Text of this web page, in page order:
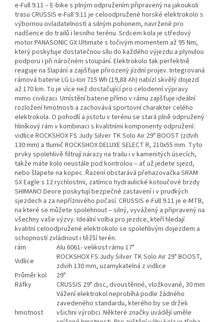
e-Full 9.11 – E-bike s plným odpružením připravený na jakoukoli
trasu CRUSSIS e-Full 9.11 je celoodpružené horské elektrokolo s
výbornou ovladatelností a silným pohonem, navržené pro
nadšence do trailů i lesního terénu. Srdcem kola je středový
motor PANASONIC GX Ultimate s točivým momentem až 95 Nm,
který poskytuje dostatečnou sílu do každého výjezdu a plynulou
podporu i při náročném stoupání. Elektrokolo tak perfektně
reaguje na šlapání a zajišťuje přirozený jízdní projev. Integrovaná
rámová baterie LG Li-Ion 715 Wh (19,88 Ah) nabízí skvělý dojezd
až 170 km. To je více než dostačující pro celodenní výpravy
mimo civilizaci. Umístění baterie přímo v rámu zajišťuje ideální
rozložení hmotnosti a zachovává sportovní charakter celého
elektrokola. O pohodlí a jistotu v terénu se stará plně odpružený
hliníkový rám v kombinaci s kvalitními komponenty odpružení:
vidlice ROCKSHOX FS Judy Silver TK Solo Air 29" BOOST (zdvih
130 mm) a tlumič ROCKSHOX DELUXE SELECT R, 210x55 mm. Tyto
prvky spolehlivě filtrují nárazy na trailu i v kamenitých úsecích,
takže máte kolo neustále pod kontrolou – ať už jedete sjezd,
nebo šlapete na kopec. Řazení obstarává přehazovačka SRAM
SX Eagle s 12 rychlostmi, zatímco hydraulické kotoučové brzdy
SHIMANO Deore poskytují bezpečné zastavení i v prudkých
sjezdech a za nepříznivého počasí. CRUSSIS e-Full 9.11 je e-MTB,
na které se můžete spolehnout – silný, vyvážený a připravený na
všechny vaše výzvy. Ideální volba pro jezdce, kteří hledají
kvalitní celoodpružené elektrokolo se spolehlivým dojezdem a
schopností zvládnout i těžší terén.
rám
Alu 6061- velikost rámu 17"
Vidlice
ROCKSHOX FS Judy Silver TK Solo Air 29" BOOST,
zdvih 130 mm, uzamykatelná z vidlice
Průměr kol
29"
Ráfky
CRUSSIS 29" disc, dvoustěnné, vložkované, 30 mm
hmotnost
Vážení elektrokol neprobíhá podle žádného
zavedeného standardu, kterého by se drželi
všichni výrobci. Některé značky uvádějí uměle